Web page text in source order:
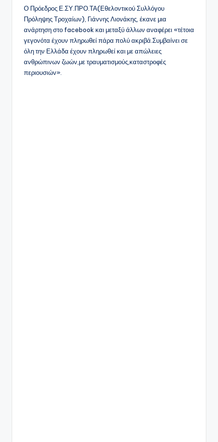
Ο Πρόεδρος Ε.ΣΥ.ΠΡΟ.ΤΑ(Εθελοντικού Συλλόγου
Πρόληψης Τροχαίων), Γιάννης Λιονάκης, έκανε μια
ανάρτηση στο facebook και μεταξύ άλλων αναφέρει «τέτοια
γεγονότα έχουν πληρωθεί πάρα πολύ ακριβά.Συμβαίνει σε
όλη την Ελλάδα έχουν πληρωθεί και με απώλειες
ανθρώπινων ζωών,με τραυματισμούς,καταστροφές
περιουσιών».